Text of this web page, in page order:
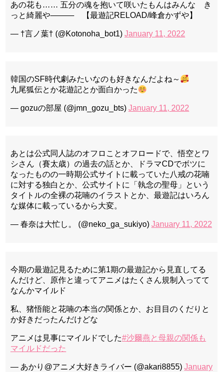
あの花も…… 五分の魂を抱いて咲いたもんはみんな き
っと綺麗や――― 【最遊記RELOAD/峰倉かずや】
— †言ノ葉† (@Kotonoha_bot1) January 11, 2022
韓国のSF時代劇みたいなのも好きなんだよね～
九尾狐伝とか花遊記とか面白かった
— gozuの部屋 (@jmn_gozu_bts) January 11, 2022
あとは公式同人誌のオフロことオフロードで、悟空とワ
シさん（賽太歳）の過去の話とか、ドラマCDでボツに
なったものの一時期公式サイトに載っていた八戒の花喃
に対する独白とか、公式サイトに「執念の聖母」という
タイトルの全裸の花喃のイラストとか、最遊記はいろん
な媒体に載っているから大変。
— 春奈は大忙し。 (@neko_ga_sukiyo) January 11, 2022
今期の最遊記見るために第1期の最遊記から見直してる
んだけど、原作と違ってアニメはたくさん規制入ってて
なんかマイルド
私、猪悟能と花喃の本当の関係とか、お目目のくだりと
か好きだったんだけどな
アニメは見事にマイルドでした#沙爾燕と母親の関係も
マイルドだった
— あかり@アニメ大好きライバー (@akari8855) January